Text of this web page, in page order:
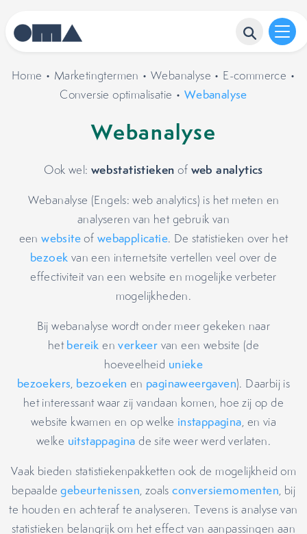
Home • Marketingtermen • Webanalyse • E-commerce •
Conversie optimalisatie • Webanalyse
Webanalyse
Ook wel: webstatistieken of web analytics
Webanalyse (Engels: web analytics) is het meten en
analyseren van het gebruik van
eenwebsiteof webapplicatie. De statistieken over het
bezoek van een internetsite vertellen veel over de
effectiviteit van een website en mogelijke verbeter
mogelijkheden.
Bij webanalyse wordt onder meer gekeken naar
hetbereik enverkeer van een website (de
hoeveelheid unieke
bezoekers, bezoeken en paginaweergaven). Daarbij is
het interessant waar zij vandaan komen, hoe zij op de
website kwamen en op welke instappagina, en via
welke uitstappagina de site weer werd verlaten.
Vaak bieden statistiekenpakketten ook de mogelijkheid om
bepaaldegebeurtenissen, zoalsconversiemomenten, bij
te houden en achteraf te analyseren. Tevens is analyse van
statistieken belangrijk om het effect van aanpassingen aan